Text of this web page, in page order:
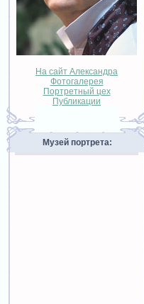
На сайт Александра
Фотогалерея
Портретный цех
Публикации
Музей портрета: